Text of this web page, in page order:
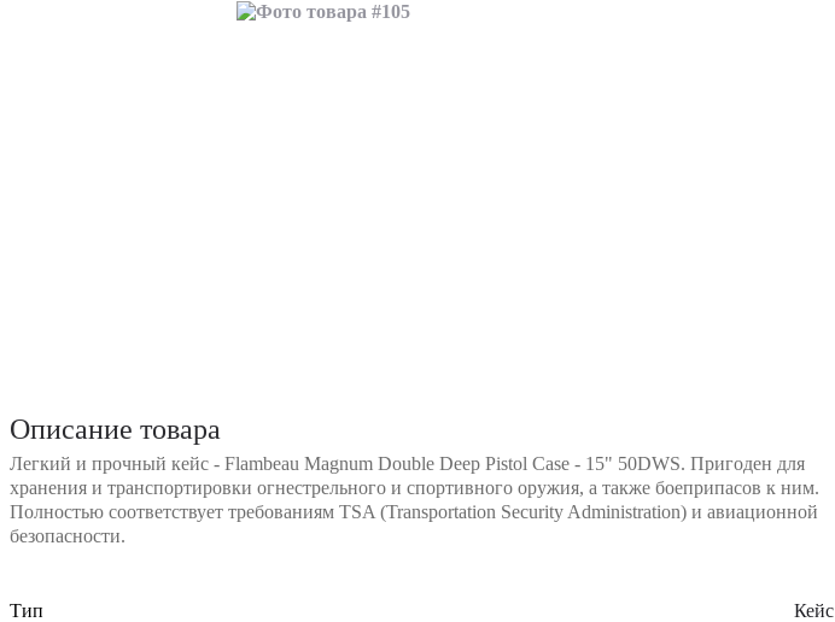
Описание товара
Легкий и прочный кейс - Flambeau Magnum Double Deep Pistol Case - 15" 50DWS. Пригоден для
хранения и транспортировки огнестрельного и спортивного оружия, а также боеприпасов к ним.
Полностью соответствует требованиям TSA (Transportation Security Administration) и авиационной
безопасности.
Тип Кейс